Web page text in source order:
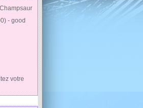
- good
votre